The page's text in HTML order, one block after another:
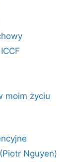
moim życiu
Nguyen)